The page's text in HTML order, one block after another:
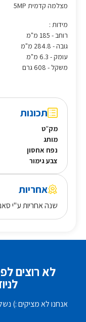
מצלמה קדמית 5MP
מידות :
רוחב - 185 מ"מ
גובה - 284.8 מ"מ
עומק - 6.3 מ"מ
משקל - 608 גרם
תכונות
מק״ט
מותג
נפח אחסון
צבע גימור
אחריות
שנה אחריות ע"י
לא רוצים
אנחנו לא מציקים :)